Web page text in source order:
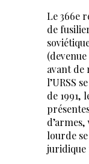
Le 366e
de
avant de
l’URSS
de 1991,
lourde
juridique